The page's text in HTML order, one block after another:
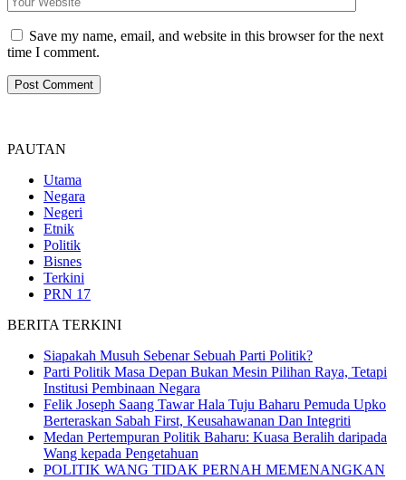
Save my name, email, and website in this browser for the next
time I comment.
PAUTAN
Utama
Negara
Negeri
Etnik
Politik
Bisnes
Terkini
PRN 17
BERITA TERKINI
Siapakah Musuh Sebenar Sebuah Parti Politik?
Parti Politik Masa Depan Bukan Mesin Pilihan Raya, Tetapi
Institusi Pembinaan Negara
Felik Joseph Saang Tawar Hala Tuju Baharu Pemuda Upko
Berteraskan Sabah First, Keusahawanan Dan Integriti
Medan Pertempuran Politik Baharu: Kuasa Beralih daripada
Wang kepada Pengetahuan
POLITIK WANG TIDAK PERNAH MEMENANGKAN